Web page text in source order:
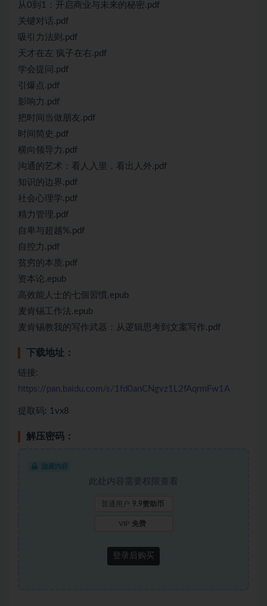
从0到1：开启商业与未来的秘密.pdf
关键对话.pdf
吸引力法则.pdf
天才在左 疯子在右.pdf
学会提问.pdf
引爆点.pdf
影响力.pdf
把时间当做朋友.pdf
时间简史.pdf
横向领导力.pdf
沟通的艺术：看人入里，看出人外.pdf
知识的边界.pdf
社会心理学.pdf
精力管理.pdf
自卑与超越%.pdf
自控力.pdf
贫穷的本质.pdf
资本论.epub
高效能人士的七個習慣.epub
麦肯锡工作法.epub
麦肯锡教我的写作武器：从逻辑思考到文案写作.pdf
下载地址：
链接:
https://pan.baidu.com/s/1fd0anCNgvz1L2fAqrmFw1A
提取码: 1vx8
解压密码：
隐藏内容
此处内容需要权限查看
普通用户 9.9赞助币
VIP 免费
登录后购买